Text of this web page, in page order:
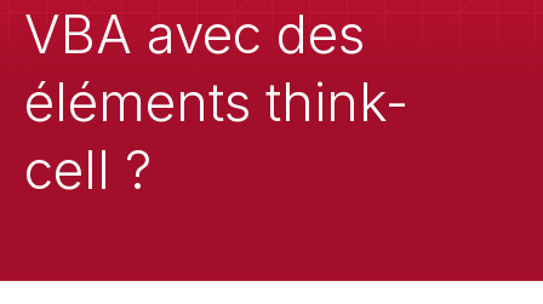
VBA avec des
éléments think-
cell ?